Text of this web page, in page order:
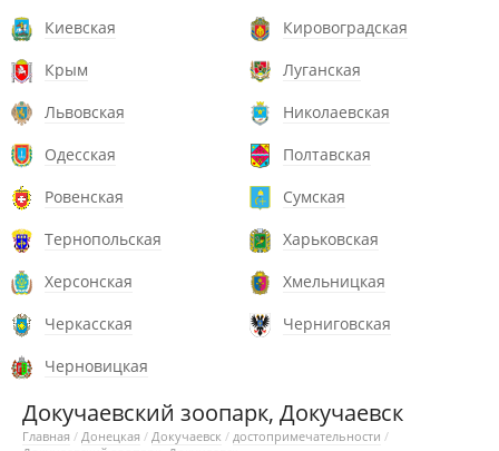
Киевская
Кировоградская
Крым
Луганская
Львовская
Николаевская
Одесская
Полтавская
Ровенская
Сумская
Тернопольская
Харьковская
Херсонская
Хмельницкая
Черкасская
Черниговская
Черновицкая
Докучаевский зоопарк, Докучаевск
Главная / Донецкая / Докучаевск / достопримечательности /